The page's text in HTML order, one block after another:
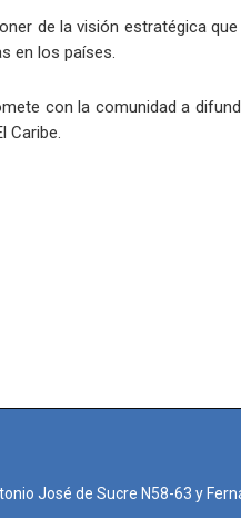
de la visión estratégica
en los países.
con la comunidad a
Caribe.
José de Sucre N58-63 y